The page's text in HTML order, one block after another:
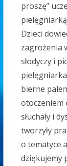
proszę”
Dzieci
zagrożenia
słodyczy i
bierne
otoczeniem
słuchały i
tworzyły
o tematyce
dziękujemy